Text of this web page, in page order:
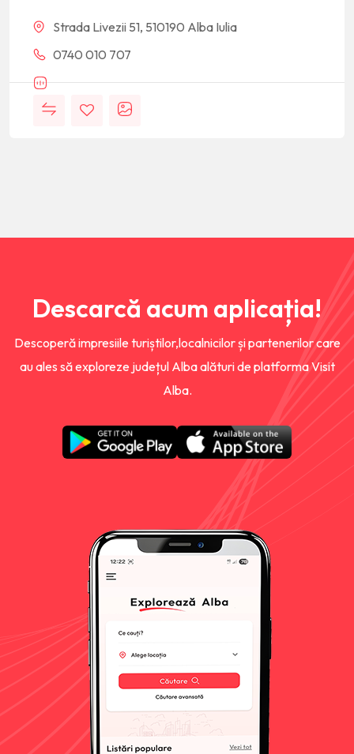
Strada Livezii 51, 510190 Alba Iulia
0740 010 707
Descarcă acum aplicația!
Descoperă impresiile turiștilor,localnicilor și partenerilor care
au ales să exploreze județul Alba alături de platforma Visit
Alba.